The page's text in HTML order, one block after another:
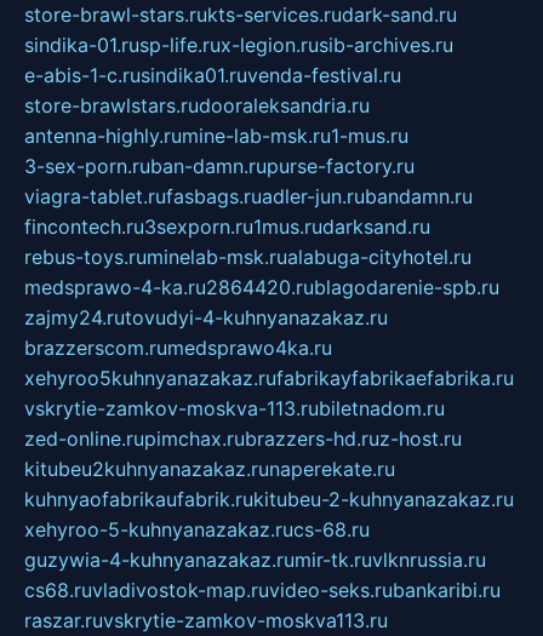
store-brawl-stars.rukts-services.rudark-sand.ru
sindika-01.rusp-life.rux-legion.rusib-archives.ru
e-abis-1-c.rusindika01.ruvenda-festival.ru
store-brawlstars.rudooraleksandria.ru
antenna-highly.rumine-lab-msk.ru1-mus.ru
3-sex-porn.ruban-damn.rupurse-factory.ru
viagra-tablet.rufasbags.ruadler-jun.rubandamn.ru
fincontech.ru3sexporn.ru1mus.rudarksand.ru
rebus-toys.ruminelab-msk.rualabuga-cityhotel.ru
medsprawo-4-ka.ru2864420.rublagodarenie-spb.ru
zajmy24.rutovudyi-4-kuhnyanazakaz.ru
brazzerscom.rumedsprawo4ka.ru
xehyroo5kuhnyanazakaz.rufabrikayfabrikaefabrika.ru
vskrytie-zamkov-moskva-113.rubiletnadom.ru
zed-online.rupimchax.rubrazzers-hd.ruz-host.ru
kitubeu2kuhnyanazakaz.runaperekate.ru
kuhnyaofabrikaufabrik.rukitubeu-2-kuhnyanazakaz.ru
xehyroo-5-kuhnyanazakaz.rucs-68.ru
guzywia-4-kuhnyanazakaz.rumir-tk.ruvlknrussia.ru
cs68.ruvladivostok-map.ruvideo-seks.rubankaribi.ru
raszar.ruvskrytie-zamkov-moskva113.ru